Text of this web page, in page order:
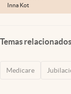
Inna Kot
Temas relacionados
Medicare